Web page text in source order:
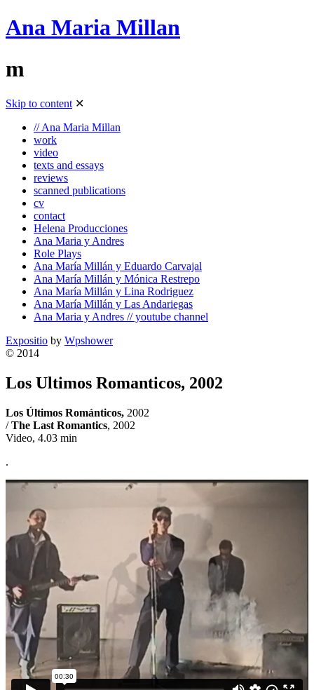
Ana Maria Millan
m
Skip to content ✕
// Ana Maria Millan
work
video
texts and essays
reviews
scanned publications
cv
contact
Helena Producciones
Ana Maria y Andres
Role Plays
Ana María Millán y Eduardo Carvajal
Ana María Millán y Mónica Restrepo
Ana María Millán y Lina Rodriguez
Ana María Millán y Las Andariegas
Ana Maria y Andres // youtube channel
Expositio by Wpshower
© 2014
Los Ultimos Romanticos, 2002
Los Últimos Románticos, 2002
/The Last Romantics, 2002
Video, 4.03 min
.